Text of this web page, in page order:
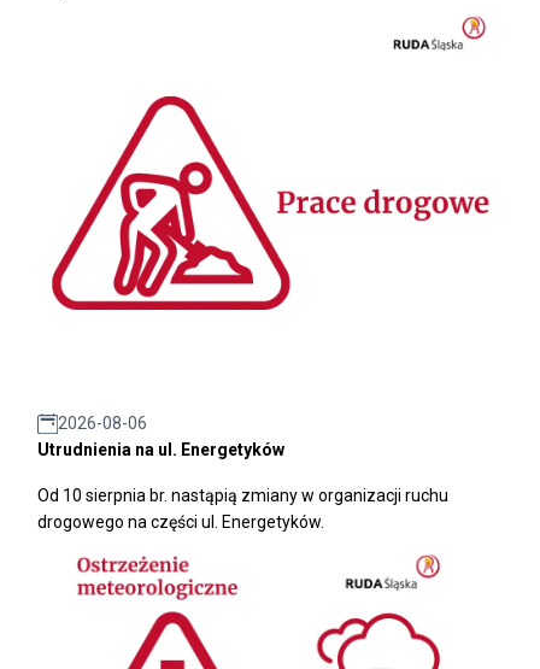
2026-08-06
Utrudnienia na ul. Energetyków
Od 10 sierpnia br. nastąpią zmiany w organizacji ruchu
drogowego na części ul. Energetyków.